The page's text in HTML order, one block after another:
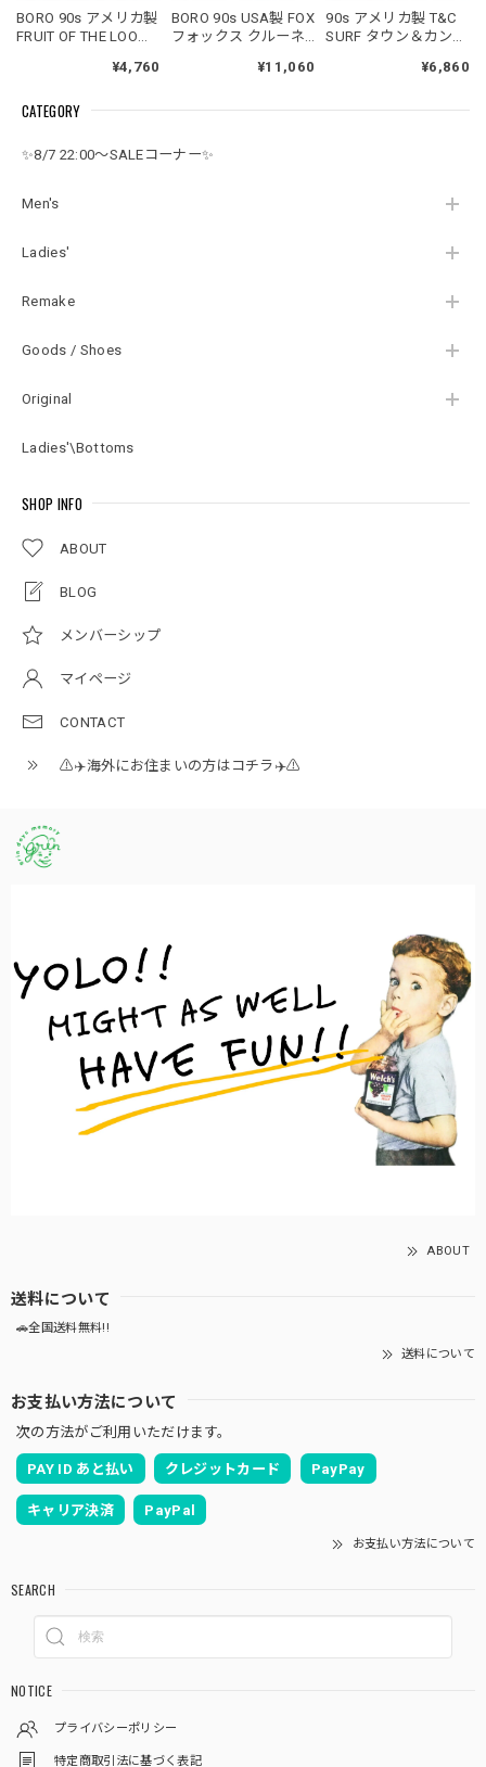
CATEGORY
✨8/7 22:00～SALEコーナー✨
Men's
Ladies'
Remake
Goods / Shoes
Original
Ladies'\Bottoms
SHOP INFO
ABOUT
BLOG
メンバーシップ
マイページ
CONTACT
⚠️✈️海外にお住まいの方はコチラ✈️⚠️
BORO 90s アメリカ製
FRUIT OF THE LOOM
ム BEST Tシャツ 両面
ラスト ニューヨーク
ヴィンテージ ビンテ
ージ 古着 メンズ XL
¥4,760
BORO 90s USA製 FOX
フォックス クルーネ
インズボディ スカル
グランジ アート ダメ
USED ヴィンテージ
ビンテージ 古着 メン
¥11,060
90s アメリカ製 T&C
SURF タウン＆カント
ャツ クルーネック ブ
ハート バックプリン
¥6,860
ABOUT
送料について
🚗全国送料無料!!
送料について
お支払い方法について
次の方法がご利用いただけます。
PAY ID あと払い クレジットカード PayPay
キャリア決済 PayPal
お支払い方法について
SEARCH
NOTICE
プライバシーポリシー
特定商取引法に基づく表記